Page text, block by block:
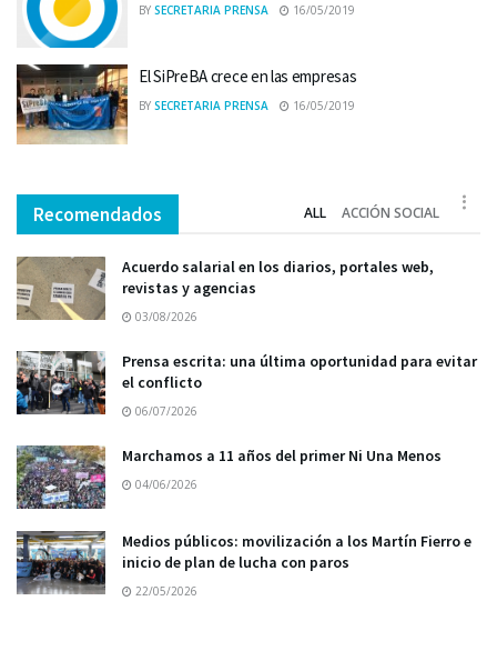
BY SECRETARIA PRENSA 16/05/2019
El SiPreBA crece en las empresas
BY SECRETARIA PRENSA 16/05/2019
Recomendados ALL ACCIÓN SOCIAL
Acuerdo salarial en los diarios, portales web,
revistas y agencias
03/08/2026
Prensa escrita: una última oportunidad para evitar
el conflicto
06/07/2026
Marchamos a 11 años del primer Ni Una Menos
04/06/2026
Medios públicos: movilización a los Martín Fierro e
inicio de plan de lucha con paros
22/05/2026